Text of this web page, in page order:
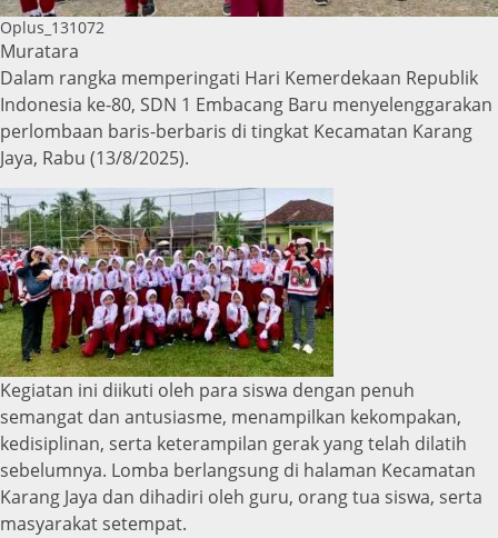
Oplus_131072
Muratara
Dalam rangka memperingati Hari Kemerdekaan Republik
Indonesia ke-80, SDN 1 Embacang Baru menyelenggarakan
perlombaan baris-berbaris di tingkat Kecamatan Karang
Jaya, Rabu (13/8/2025).
Kegiatan ini diikuti oleh para siswa dengan penuh
semangat dan antusiasme, menampilkan kekompakan,
kedisiplinan, serta keterampilan gerak yang telah dilatih
sebelumnya. Lomba berlangsung di halaman Kecamatan
Karang Jaya dan dihadiri oleh guru, orang tua siswa, serta
masyarakat setempat.